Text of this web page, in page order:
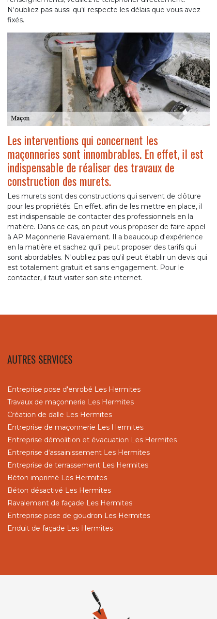
N'oubliez pas aussi qu'il respecte les délais que vous avez
fixés.
Les interventions qui concernent les
maçonneries sont innombrables. En effet, il est
indispensable de réaliser des travaux de
construction des murets.
Les murets sont des constructions qui servent de clôture
pour les propriétés. En effet, afin de les mettre en place, il
est indispensable de contacter des professionnels en la
matière. Dans ce cas, on peut vous proposer de faire appel
à AP Maçonnerie Ravalement. Il a beaucoup d'expérience
en la matière et sachez qu'il peut proposer des tarifs qui
sont abordables. N'oubliez pas qu'il peut établir un devis qui
est totalement gratuit et sans engagement. Pour le
contacter, il faut visiter son site internet.
AUTRES SERVICES
Entreprise pose d'enrobé Les Hermites
Travaux de maçonnerie Les Hermites
Création de dalle Les Hermites
Entreprise de maçonnerie Les Hermites
Entreprise démolition et évacuation Les Hermites
Entreprise d'assainissement Les Hermites
Entreprise de terrassement Les Hermites
Béton imprimé Les Hermites
Béton désactivé Les Hermites
Ravalement de façade Les Hermites
Entreprise pose de goudron Les Hermites
Enduit de façade Les Hermites